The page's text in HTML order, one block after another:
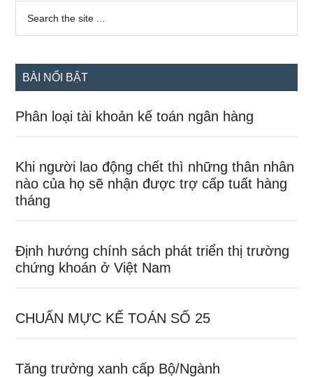
Sidebar
chính
...
BÀI NỔI BẬT
Phân loại tài khoản kế toán ngân hàng
Khi người lao động chết thì những thân nhân
nào của họ sẽ nhận được trợ cấp tuất hàng
tháng
Định hướng chính sách phát triển thị trường
chứng khoán ở Việt Nam
CHUẨN MỰC KẾ TOÁN SỐ 25
Tăng trưởng xanh cấp Bộ/Ngành